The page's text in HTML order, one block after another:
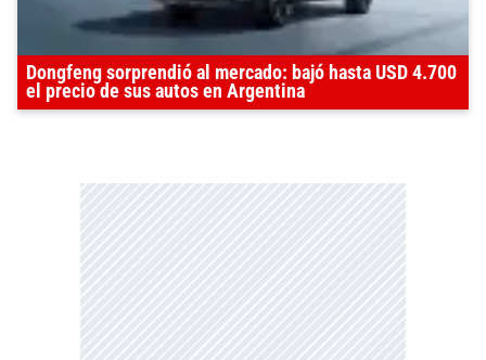
Dongfeng sorprendió al mercado: bajó hasta USD 4.700
el precio de sus autos en Argentina